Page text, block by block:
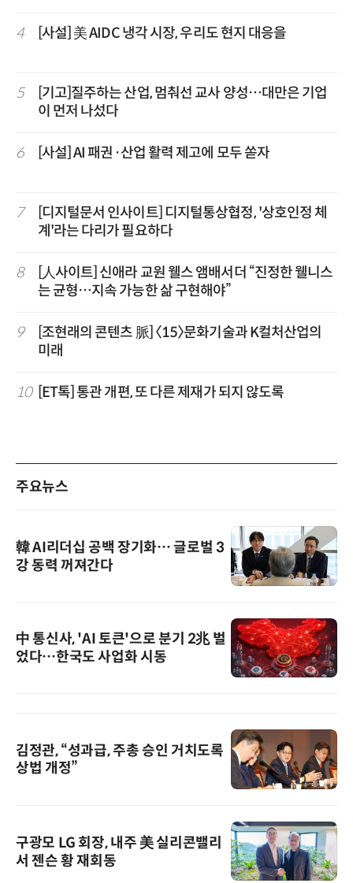
4 [사설] 美 AIDC 냉각 시장, 우리도 현지 대응을
5
[기고]질주하는 산업, 멈춰선 교사 양성…대만은 기업
이 먼저 나섰다
6 [사설] AI 패권·산업 활력 제고에 모두 쏟자
7
[디지털문서 인사이트] 디지털통상협정, '상호인정 체
계'라는 다리가 필요하다
8
[人사이트] 신애라 교원 웰스 앰배서더 “진정한 웰니스
는 균형…지속 가능한 삶 구현해야”
9
[조현래의 콘텐츠 脈] 〈15〉문화기술과 K컬처산업의
미래
10 [ET톡] 통관 개편, 또 다른 제재가 되지 않도록
주요뉴스
韓 AI리더십 공백 장기화… 글로벌 3
강 동력 꺼져간다
中 통신사, 'AI 토큰'으로 분기 2兆 벌
었다…한국도 사업화 시동
김정관, “성과급, 주총 승인 거치도록
상법 개정”
구광모 LG 회장, 내주 美 실리콘밸리
서 젠슨 황 재회동